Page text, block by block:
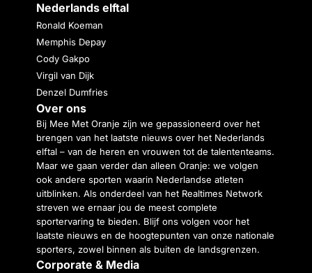
Nederlands elftal
Ronald Koeman
Memphis Depay
Cody Gakpo
Virgil van Dijk
Denzel Dumfries
Over ons
Bij Mee Met Oranje zijn we gepassioneerd over het
brengen van het laatste nieuws over het Nederlands
elftal – van de heren en vrouwen tot de talententeams.
Maar we gaan verder dan alleen Oranje: we volgen
ook andere sporten waarin Nederlandse atleten
uitblinken. Als onderdeel van het Realtimes Network
streven we ernaar jou de meest complete
sportervaring te bieden. Blijf ons volgen voor het
laatste nieuws en de hoogtepunten van onze nationale
sporters, zowel binnen als buiten de landsgrenzen.
Corporate & Media